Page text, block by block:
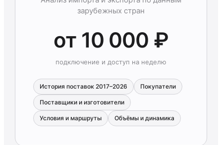
зарубежных стран
от 10 000 ₽
подключение и доступ на неделю
История поставок 2017–2026 Покупатели
Поставщики и изготовители
Условия и маршруты Объёмы и динамика